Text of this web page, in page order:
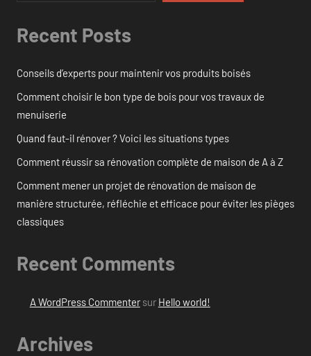
Recent Posts
Conseils d’experts pour maintenir vos produits boisés
Comment choisir le bon type de bois pour vos travaux de
menuiserie
Quand faut-il rénover ? Voici les situations types
Comment réussir sa rénovation complète de maison de A à Z
Comment mener un projet de rénovation de maison de
manière structurée, réfléchie et efficace pour éviter les pièges
classiques
Recent Comments
A WordPress Commentersur Hello world!
Archives